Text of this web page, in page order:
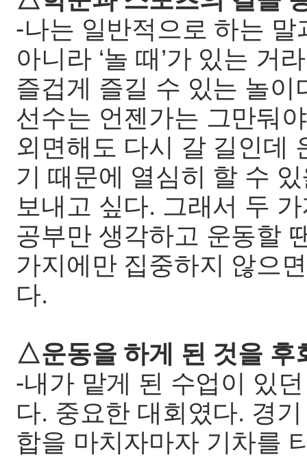
-나는 일반적으로 하는 말
아니라 ‘놀 때’가 있는 거
즐겁게 즐길 수 있는 놀
선수는 언젠가는 그만둬
외면해도 다시 갈 길인데
기 때문에 열심히 할 수
보내고 싶다. 그래서 두
공부만 생각하고 운동할
가지에만 집중하지 않으
다.
△운동을 하게 된 것을 후
-내가 맡게 된 수업이 있
다. 중요한 대회였다. 경
합을 마치자마자 기차를